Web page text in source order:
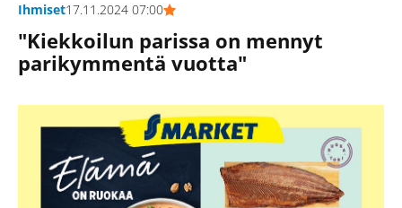
Ihmiset17.11.2024 07:00
"Kiekkoilun parissa on mennyt
parikymmentä vuotta"